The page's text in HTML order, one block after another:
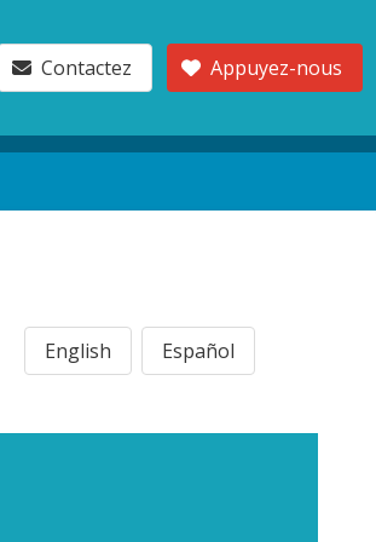
Contactez Appuyez-nous
English Español